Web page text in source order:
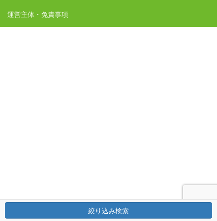
絞り込み検索
運営主体・免責事項